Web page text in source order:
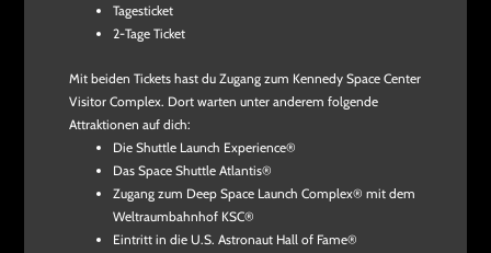
Tagesticket
2-Tage Ticket
Mit beiden Tickets hast du Zugang zum Kennedy Space Center
Visitor Complex. Dort warten unter anderem folgende
Attraktionen auf dich:
Die Shuttle Launch Experience®
Das Space Shuttle Atlantis®
Zugang zum Deep Space Launch Complex® mit dem
Weltraumbahnhof KSC®
Eintritt in die U.S. Astronaut Hall of Fame®